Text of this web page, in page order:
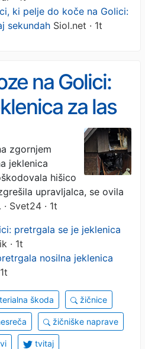
ki pelje do koče na Golici:
sekundah Siol.net · 1t
na Golici:
za las
zgornjem
jeklenica
hišico
upravljalca, se ovila
· Svet24 · 1t
pretrgala se je jeklenica
· 1t
nosilna jeklenica
škoda žičnice
žičniške naprave
tvitaj